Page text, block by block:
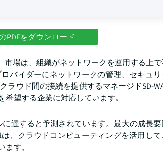
PDFをダウンロード
場は、組織がネットワークを運用する上
バイダーにネットワークの管理、セキュ
ラウド間の接続を提供するマネージドSD-
望する企業に対応しています。
達すると予測されています。最大の成長
、クラウドコンピューティングを活用して
す。